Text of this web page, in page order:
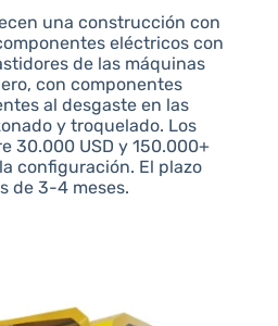
una construcción con
eléctricos con
de las máquinas
con componentes
al desgaste en las
y troquelado. Los
30.000 USD y 150.000+
configuración. El plazo
de 3-4 meses.